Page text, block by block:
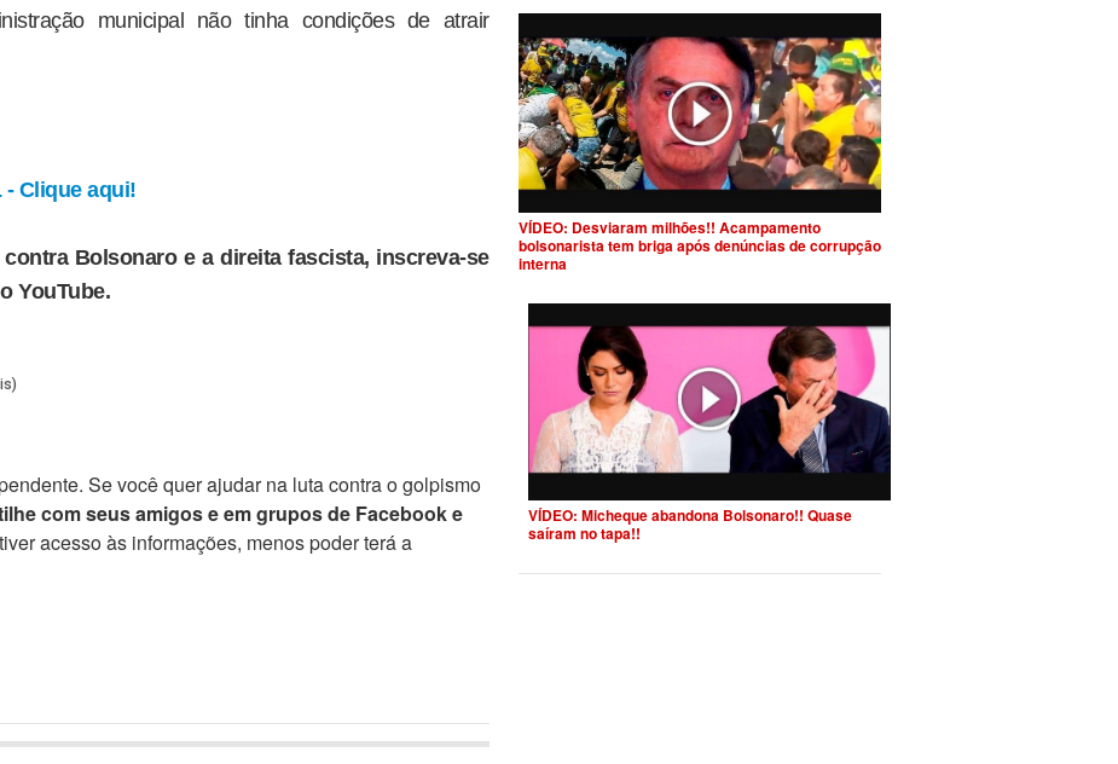
municipal não tinha condições de atrair
- Clique aqui!
Bolsonaro e a direita fascista, inscreva-se
YouTube.
Se você quer ajudar na luta contra o golpismo
com seus amigos e em grupos de Facebook e
acesso às informações, menos poder terá a
VÍDEO: Desviaram milhões!! Acampamento
bolsonarista tem briga após denúncias de corrupção
interna
VÍDEO: Micheque abandona Bolsonaro!! Quase
saíram no tapa!!